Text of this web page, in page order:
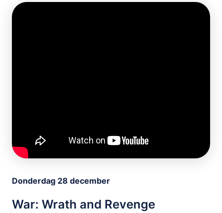
Donderdag 28 december
War: Wrath and Revenge